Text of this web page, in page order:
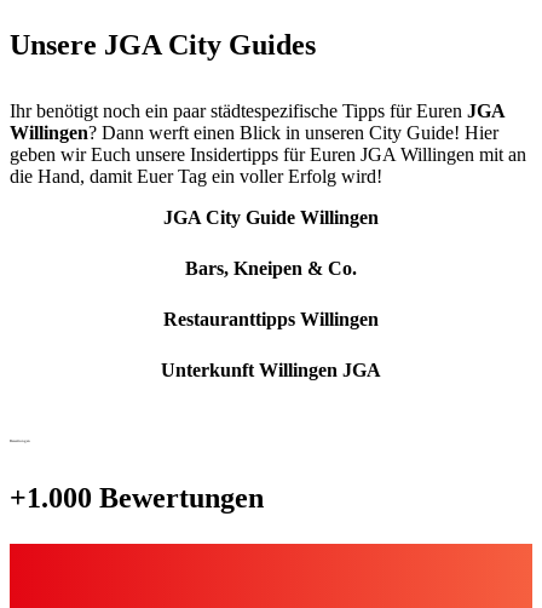
Unsere JGA City Guides
Ihr benötigt noch ein paar städtespezifische Tipps für Euren JGA
Willingen? Dann werft einen Blick in unseren City Guide! Hier
geben wir Euch unsere Insidertipps für Euren JGA Willingen mit an
die Hand, damit Euer Tag ein voller Erfolg wird!
JGA City Guide Willingen
Bars, Kneipen & Co.
Restauranttipps Willingen
Unterkunft Willingen JGA
Bewertungen
+1.000 Bewertungen